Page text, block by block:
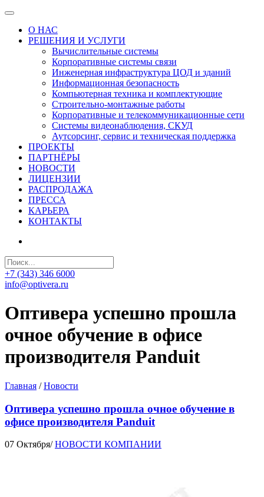
О НАС
РЕШЕНИЯ И УСЛУГИ
Вычислительные системы
Корпоративные системы связи
Инженерная инфраструктура ЦОД и зданий
Информационная безопасность
Компьютерная техника и комплектующие
Строительно-монтажные работы
Корпоративные и телекоммуникационные сети
Системы видеонаблюдения, СКУД
Аутсорсинг, сервис и техническая поддержка
ПРОЕКТЫ
ПАРТНЁРЫ
НОВОСТИ
ЛИЦЕНЗИИ
РАСПРОДАЖА
ПРЕССА
КАРЬЕРА
КОНТАКТЫ
+7 (343) 346 6000
info@optivera.ru
Оптивера успешно прошла
очное обучение в офисе
производителя Panduit
Главная / Новости
Оптивера успешно прошла очное обучение в
офисе производителя Panduit
07 Октября/ НОВОСТИ КОМПАНИИ